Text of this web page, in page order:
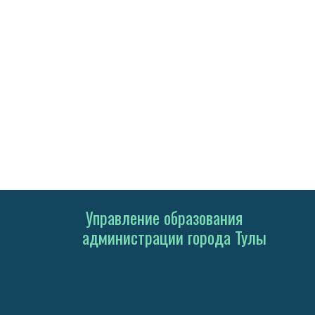
Управление образования
администрации города Тулы